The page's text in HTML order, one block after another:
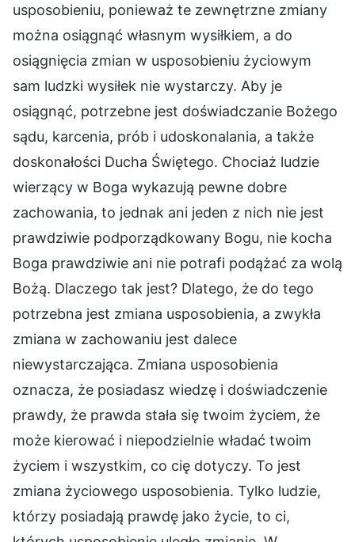
usposobieniu, ponieważ te zewnętrzne zmiany
można osiągnąć własnym wysiłkiem, a do
osiągnięcia zmian w usposobieniu życiowym
sam ludzki wysiłek nie wystarczy. Aby je
osiągnąć, potrzebne jest doświadczanie Bożego
sądu, karcenia, prób i udoskonalania, a także
doskonałości Ducha Świętego. Chociaż ludzie
wierzący w Boga wykazują pewne dobre
zachowania, to jednak ani jeden z nich nie jest
prawdziwie podporządkowany Bogu, nie kocha
Boga prawdziwie ani nie potrafi podążać za wolą
Bożą. Dlaczego tak jest? Dlatego, że do tego
potrzebna jest zmiana usposobienia, a zwykła
zmiana w zachowaniu jest dalece
niewystarczająca. Zmiana usposobienia
oznacza, że posiadasz wiedzę i doświadczenie
prawdy, że prawda stała się twoim życiem, że
może kierować i niepodzielnie władać twoim
życiem i wszystkim, co cię dotyczy. To jest
zmiana życiowego usposobienia. Tylko ludzie,
którzy posiadają prawdę jako życie, to ci,